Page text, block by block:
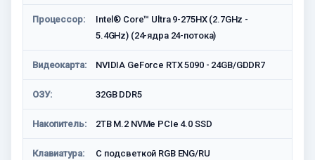
Процессор:
Intel® Core™ Ultra 9-275HX (2.7GHz -
5.4GHz) (24-ядра 24-потока)
Видеокарта: NVIDIA GeForce RTX 5090 - 24GB/GDDR7
ОЗУ: 32GB DDR5
Накопитель: 2TB M.2 NVMe PCIe 4.0 SSD
Клавиатура: С подсветкой RGB ENG/RU